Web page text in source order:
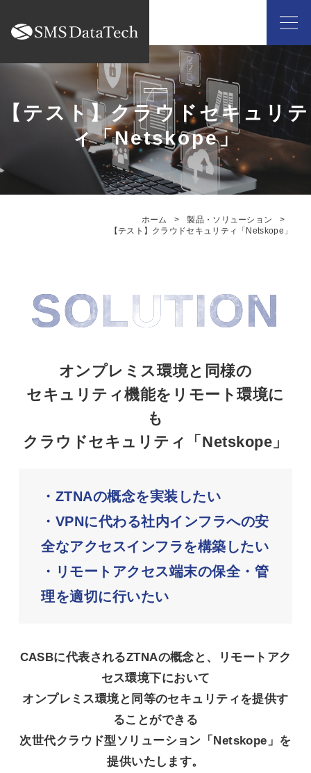
【テスト】クラウドセキュリテ
ィ「Netskope」
ホーム
製品・ソリューション
【テスト】クラウドセキュリティ「Netskope」
SOLUTION
オンプレミス環境と同様の
セキュリティ機能をリモート環境に
も
クラウドセキュリティ「Netskope」
・ZTNAの概念を実装したい
・VPNに代わる社内インフラへの安
全なアクセスインフラを構築したい
・リモートアクセス端末の保全・管
理を適切に行いたい
CASBに代表されるZTNAの概念と、リモートアク
セス環境下において
オンプレミス環境と同等のセキュリティを提供す
ることができる
次世代クラウド型ソリューション「Netskope」を
提供いたします。